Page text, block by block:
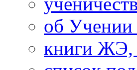
об
книги ЖЭ,